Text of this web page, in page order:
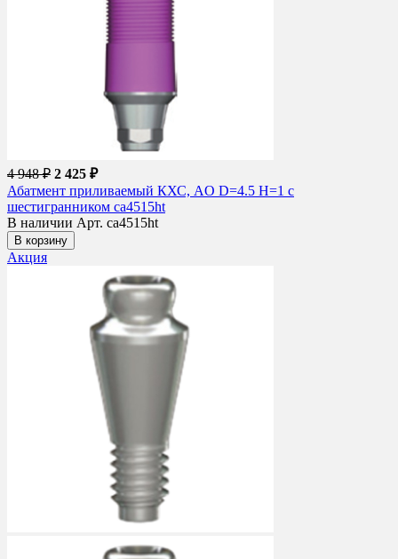
4 948 ₽ 2 425 ₽
Абатмент приливаемый КХС, AO D=4.5 H=1 с
шестигранником ca4515ht
В наличии Арт. ca4515ht
В корзину
Акция